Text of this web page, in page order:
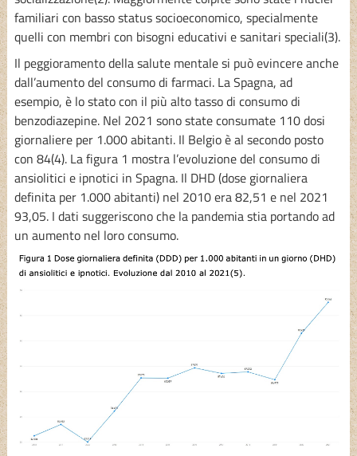
familiari con basso status socioeconomico, specialmente
quelli con membri con bisogni educativi e sanitari speciali(3).
Il peggioramento della salute mentale si può evincere anche
dall’aumento del consumo di farmaci. La Spagna, ad
esempio, è lo stato con il più alto tasso di consumo di
benzodiazepine. Nel 2021 sono state consumate 110 dosi
giornaliere per 1.000 abitanti. Il Belgio è al secondo posto
con 84(4). La figura 1 mostra l’evoluzione del consumo di
ansiolitici e ipnotici in Spagna. Il DHD (dose giornaliera
definita per 1.000 abitanti) nel 2010 era 82,51 e nel 2021
93,05. I dati suggeriscono che la pandemia stia portando ad
un aumento nel loro consumo.